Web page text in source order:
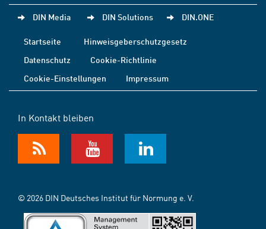
DIN Media DIN Solutions DIN.ONE
Startseite
Hinweisgeberschutzgesetz
Datenschutz
Cookie-Richtlinie
Cookie-Einstellungen
Impressum
In Kontakt bleiben
© 2026 DIN Deutsches Institut für Normung e. V.